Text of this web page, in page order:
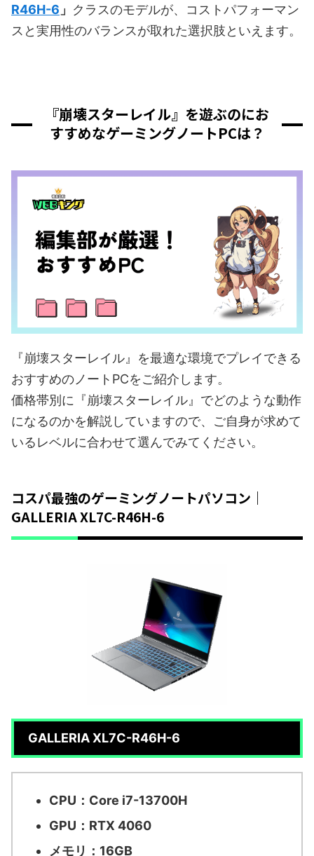
R46H-6 」 クラスのモデルが、コストパフォーマン
スと実用性のバランスが取れた選択肢といえます。
『崩壊スターレイル』を遊ぶのにお
すすめなゲーミングノートPCは？
『崩壊スターレイル』を最適な環境でプレイできる
おすすめのノートPCをご紹介します。
価格帯別に『崩壊スターレイル』でどのような動作
になるのかを解説していますので、ご自身が求めて
いるレベルに合わせて選んでみてください。
コスパ最強のゲーミングノートパソコン｜
GALLERIA XL7C-R46H-6
GALLERIA XL7C-R46H-6
CPU：Core i7-13700H
GPU：RTX 4060
メモリ：16GB